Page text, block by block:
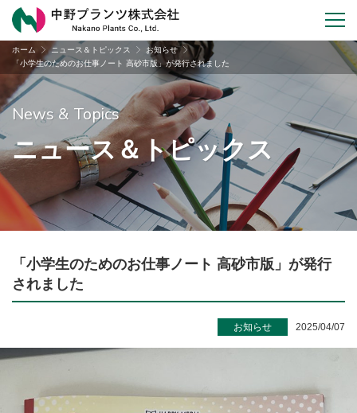
ホーム ニュース＆トピックス
お知らせ
「小学生のためのお仕事ノート 高砂市版」が発行されました
News & Topics
ニュース＆トピックス
「小学生のためのお仕事ノート 高砂市版」が発行
されました
お知らせ 2025/04/07